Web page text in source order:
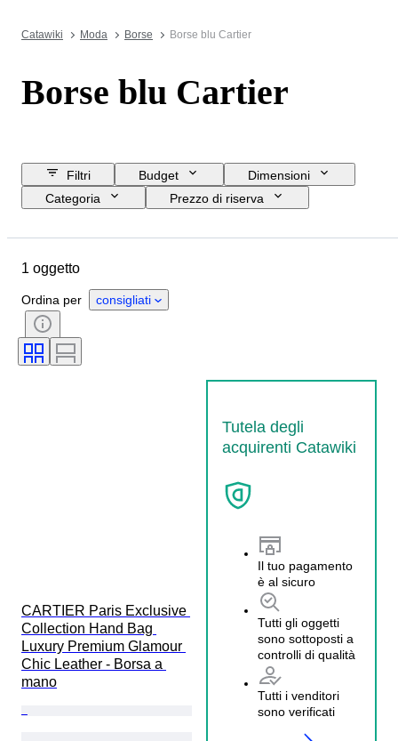
Catawiki Moda Borse Borse blu Cartier
Borse blu Cartier
Filtri Budget
Dimensioni
Categoria
Prezzo di riserva
Condizioni
Accessori inclusi
Epoca
1 oggetto
Ordina per consigliati
CARTIER Paris Exclusive
Collection Hand Bag
Luxury Premium Glamour
Chic Leather - Borsa a
mano
Tutela degli
acquirenti Catawiki
Il tuo pagamento
è al sicuro
Tutti gli oggetti
sono sottoposti a
controlli di qualità
Tutti i venditori
sono verificati